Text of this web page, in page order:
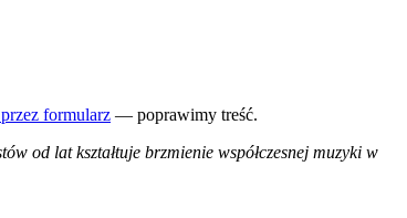
przez formularz — poprawimy treść.
od lat kształtuje brzmienie współczesnej muzyki w